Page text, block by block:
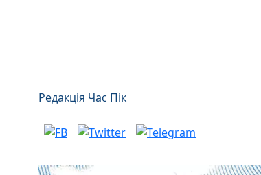
Редакція Час Пік